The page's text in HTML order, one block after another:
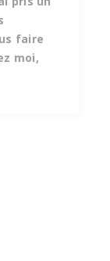
faire
moi,